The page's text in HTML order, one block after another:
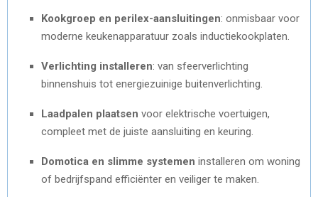
Kookgroep en perilex-aansluitingen: onmisbaar voor
moderne keukenapparatuur zoals inductiekookplaten.
Verlichting installeren: van sfeerverlichting
binnenshuis tot energiezuinige buitenverlichting.
Laadpalen plaatsen voor elektrische voertuigen,
compleet met de juiste aansluiting en keuring.
Domotica en slimme systemen installeren om woning
of bedrijfspand efficiënter en veiliger te maken.